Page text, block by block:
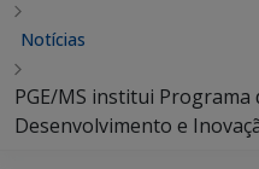
Notícias
PGE/MS institui Programa
Desenvolvimento e